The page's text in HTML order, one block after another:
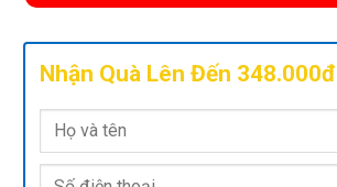
Nhận Quà Lên Đến 348.000đ